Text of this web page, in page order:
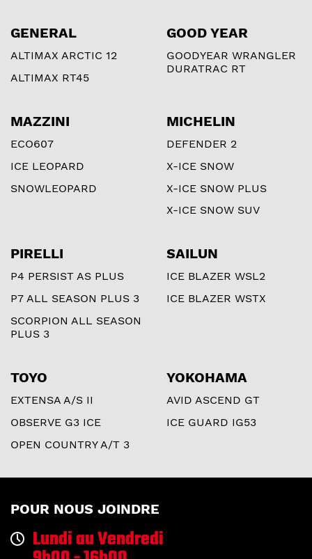
GENERAL
ALTIMAX ARCTIC 12
ALTIMAX RT45
GOOD YEAR
GOODYEAR WRANGLER
DURATRAC RT
MAZZINI
ECO607
ICE LEOPARD
SNOWLEOPARD
MICHELIN
DEFENDER 2
X-ICE SNOW
X-ICE SNOW PLUS
X-ICE SNOW SUV
PIRELLI
P4 PERSIST AS PLUS
P7 ALL SEASON PLUS 3
SCORPION ALL SEASON
PLUS 3
SAILUN
ICE BLAZER WSL2
ICE BLAZER WSTX
TOYO
EXTENSA A/S II
OBSERVE G3 ICE
OPEN COUNTRY A/T 3
YOKOHAMA
AVID ASCEND GT
ICE GUARD IG53
POUR NOUS JOINDRE
Lundi au Vendredi